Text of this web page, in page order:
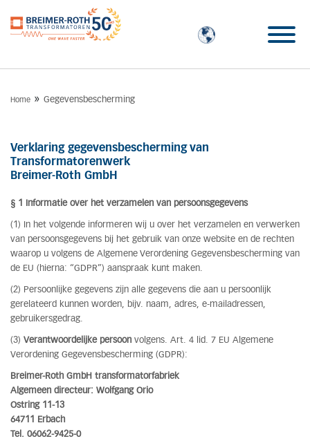
Home » Gegevensbescherming
Verklaring gegevensbescherming van
Transformatorenwerk
Breimer-Roth GmbH
§ 1 Informatie over het verzamelen van persoonsgegevens
(1) In het volgende informeren wij u over het verzamelen en verwerken
van persoonsgegevens bij het gebruik van onze website en de rechten
waarop u volgens de Algemene Verordening Gegevensbescherming van
de EU (hierna: “GDPR”) aanspraak kunt maken.
(2) Persoonlijke gegevens zijn alle gegevens die aan u persoonlijk
gerelateerd kunnen worden, bijv. naam, adres, e-mailadressen,
gebruikersgedrag.
(3) Verantwoordelijke persoon volgens. Art. 4 lid. 7 EU Algemene
Verordening Gegevensbescherming (GDPR):
Breimer-Roth GmbH transformatorfabriek
Algemeen directeur: Wolfgang Orio
Ostring 11-13
64711 Erbach
Tel. 06062-9425-0